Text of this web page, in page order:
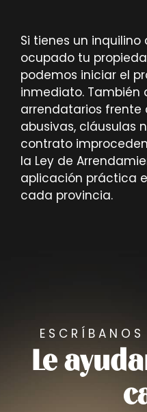
Si tienes un
ocupado tu
podemos iniciar el
inmediato. También
arrendatarios frente
abusivas, cláusulas
contrato
la Ley de
aplicación práctica
cada provincia.
Le